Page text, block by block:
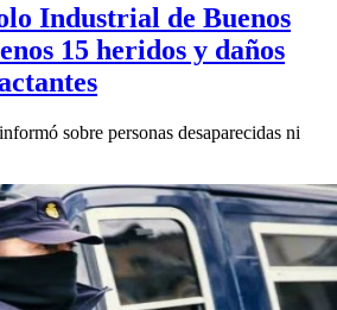
Industrial de Buenos
15 heridos y daños
sobre personas desaparecidas ni